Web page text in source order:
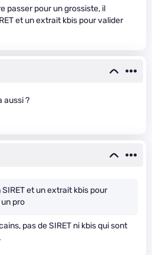
passer pour un grossiste, il
et un extrait kbis pour valider
aussi ?
et un extrait kbis pour
pro
pas de SIRET ni kbis qui sont